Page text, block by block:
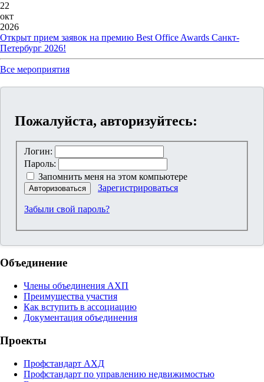
22
окт
2026
Открыт прием заявок на премию Best Office Awards Санкт-
Петербург 2026!
Все мероприятия
Пожалуйста, авторизуйтесь:
Логин:
Пароль:
Запомнить меня на этом компьютере
Авторизоваться Зарегистрироваться
Забыли свой пароль?
Объединение
Члены объединения АХП
Преимущества участия
Как вступить в ассоциацию
Документация объединения
Проекты
Профстандарт АХД
Профстандарт по управлению недвижимостью